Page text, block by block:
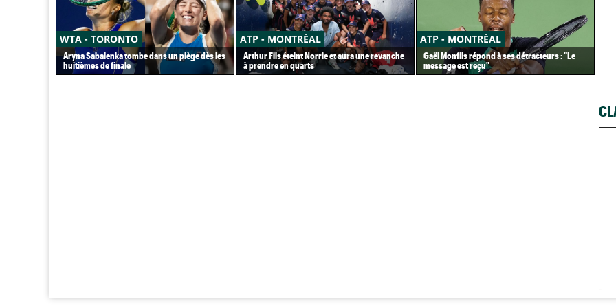
WTA - TORONTO
Aryna Sabalenka tombe dans un piège dès les
huitièmes de finale
ATP - MONTRÉAL
Arthur Fils éteint Norrie et aura une revanche
à prendre en quarts
ATP - MONTRÉAL
Gaël Monfils répond à ses détracteurs : "Le
message est reçu"
-